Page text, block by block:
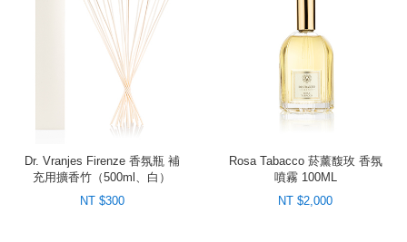
Dr. Vranjes Firenze 香氛瓶 補
充用擴香竹（500ml、白）
NT $300
Rosa Tabacco 菸薰馥玫 香氛
噴霧 100ML
NT $2,000